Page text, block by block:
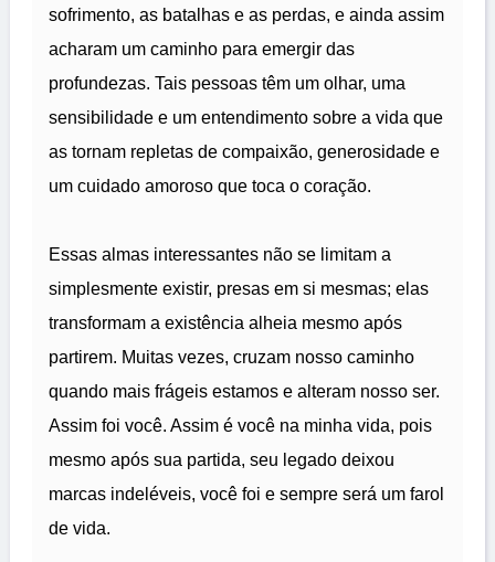
sofrimento, as batalhas e as perdas, e ainda assim
acharam um caminho para emergir das
profundezas. Tais pessoas têm um olhar, uma
sensibilidade e um entendimento sobre a vida que
as tornam repletas de compaixão, generosidade e
um cuidado amoroso que toca o coração.
Essas almas interessantes não se limitam a
simplesmente existir, presas em si mesmas; elas
transformam a existência alheia mesmo após
partirem. Muitas vezes, cruzam nosso caminho
quando mais frágeis estamos e alteram nosso ser.
Assim foi você. Assim é você na minha vida, pois
mesmo após sua partida, seu legado deixou
marcas indeléveis, você foi e sempre será um farol
de vida.